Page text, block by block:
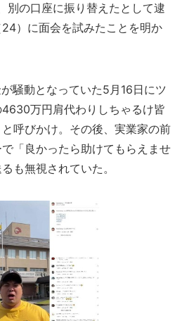
別の口座に振り替えたとして逮
）に面会を試みたことを明か
騒動となっていた5月16日にツ
万円肩代わりしちゃるけ皆
呼びかけ。その後、実業家の前
「良かったら助けてもらえませ
も無視されていた。